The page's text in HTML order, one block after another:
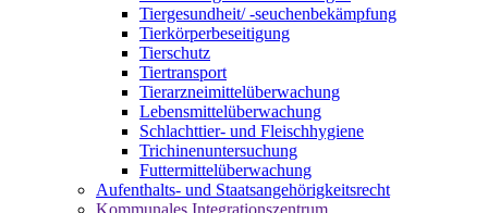
Tiergesundheit/ -seuchenbekämpfung
Tierkörperbeseitigung
Tierschutz
Tiertransport
Tierarzneimittelüberwachung
Lebensmittelüberwachung
Schlachttier- und Fleischhygiene
Trichinenuntersuchung
Futtermittelüberwachung
Aufenthalts- und Staatsangehörigkeitsrecht
Kommunales Integrationszentrum